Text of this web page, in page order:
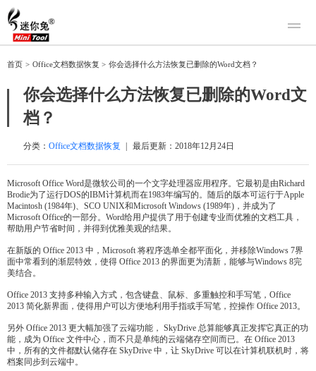
产品
迷你兔分区向导
迷你兔数据备份
下载
购买
人工恢复
关于我们
关于迷你兔
首页 > Office文档数据恢复 > 你会选择什么方法恢复已删除的Word文档？
你会选择什么方法恢复已删除的Word文
档？
分类： Office文档数据恢复 最后更新： 2018年12月24日
Microsoft Office Word是微软公司的一个文字处理器应用程序。它最初是由Richard
Brodie为了运行DOS的IBM计算机而在1983年编写的。随后的版本可运行于Apple
Macintosh (1984年)、SCO UNIX和Microsoft Windows (1989年)，并成为了
Microsoft Office的一部分。Word给用户提供了用于创建专业而优雅的文档工具，
帮助用户节省时间，并得到优雅美观的结果。
在新版的 Office 2013 中，Microsoft 将程序选单全都平面化，并移除Windows 7界
面中常看到的渐层特效，使得 Office 2013 的界面更为清新，能够与Windows 8完
美结合。
Office 2013 支持多种输入方式，包含键盘、鼠标、多重触控和手写笔，Office
2013 简化新界面，使得用户可以方便地利用手指或手写笔，控操作 Office 2013。
另外 Office 2013 更大幅加强了云端功能， SkyDrive 总算能够真正发挥它真正的功
能，成为 Office 文件中心，而不只是单纯的云端储存空间而已。在 Office 2013
中，所有的文件都默认储存在 SkyDrive 中，让 SkyDrive 可以在计算机联机时，将
档案同步到云端中。